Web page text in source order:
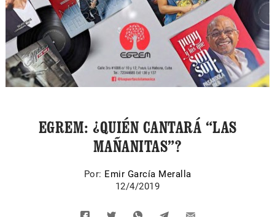
EGREM: ¿QUIÉN CANTARÁ “LAS
MAÑANITAS”?
Por: Emir García Meralla
12/4/2019